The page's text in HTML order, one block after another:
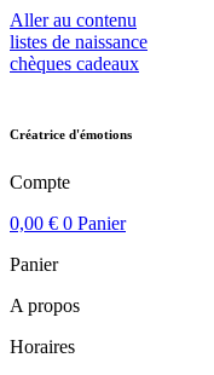
Aller au contenu
listes de naissance
chèques cadeaux
Créatrice d'émotions
Compte
0,00 € 0 Panier
Panier
A propos
Horaires